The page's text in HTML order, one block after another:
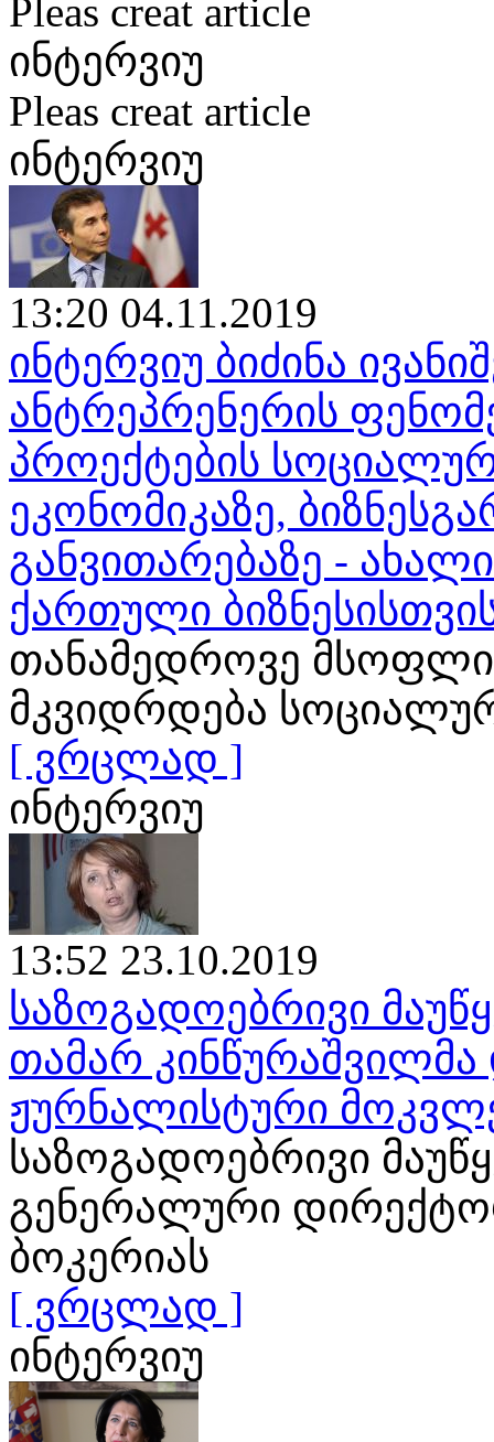
Pleas creat article
ინტერვიუ
Pleas creat article
ინტერვიუ
13:20 04.11.2019
ინტერვიუ ბიძინა
ანტრეპრენერის
პროექტების
ეკონომიკაზე,
განვითარებაზე -
ქართული
თანამედროვე
მკვიდრდება
[ ვრცლად ]
ინტერვიუ
13:52 23.10.2019
საზოგადოებრივი
თამარ
ჟურნალისტური
საზოგადოებრივი
გენერალური
ბოკერიას
[ ვრცლად ]
ინტერვიუ